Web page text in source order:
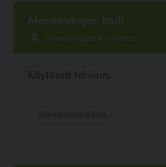
Maneesikujan halli
Maneesikuja 4, Imatra
Käytössä talvisin.